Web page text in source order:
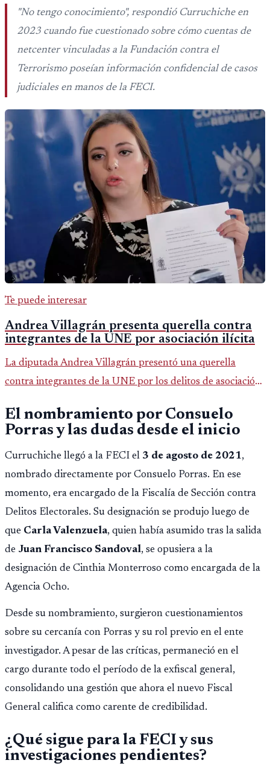
"No tengo conocimiento", respondió Curruchiche en
2023 cuando fue cuestionado sobre cómo cuentas de
netcenter vinculadas a la Fundación contra el
Terrorismo poseían información confidencial de casos
judiciales en manos de la FECI.
Te puede interesar
Andrea Villagrán presenta querella contra
integrantes de la UNE por asociación ilícita
La diputada Andrea Villagrán presentó una querella
contra integrantes de la UNE por los delitos de asociación
El nombramiento por Consuelo
Porras y las dudas desde el inicio
Curruchiche llegó a la FECI el 3 de agosto de 2021,
nombrado directamente por Consuelo Porras. En ese
momento, era encargado de la Fiscalía de Sección contra
Delitos Electorales. Su designación se produjo luego de
que Carla Valenzuela, quien había asumido tras la salida
de Juan Francisco Sandoval, se opusiera a la
designación de Cinthia Monterroso como encargada de la
Agencia Ocho.
Desde su nombramiento, surgieron cuestionamientos
sobre su cercanía con Porras y su rol previo en el ente
investigador. A pesar de las críticas, permaneció en el
cargo durante todo el período de la exfiscal general,
consolidando una gestión que ahora el nuevo Fiscal
General califica como carente de credibilidad.
¿Qué sigue para la FECI y sus
investigaciones pendientes?